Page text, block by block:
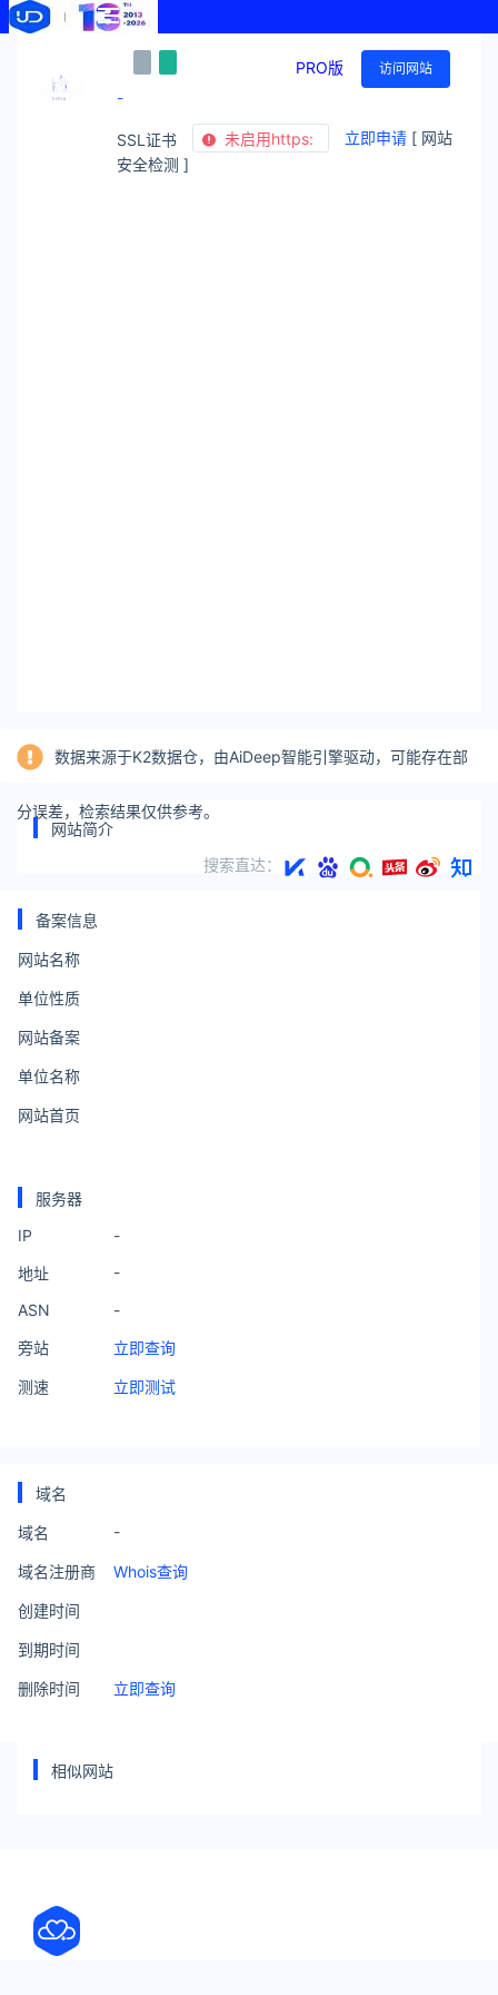
-
SSL证书 未启用https: 立即申请 [ 网站
安全检测 ]
访问网站
PRO版
数据来源于K2数据仓，由AiDeep智能引擎驱动，可能存在部
分误差，检索结果仅供参考。
搜索直达：
网站简介
备案信息
网站名称
单位性质
网站备案
单位名称
网站首页
服务器
IP
-
地址
-
ASN
-
旁站
立即查询
测速 立即测试
域名
域名 -
域名注册商 Whois查询
创建时间
到期时间
删除时间 立即查询
相似网站